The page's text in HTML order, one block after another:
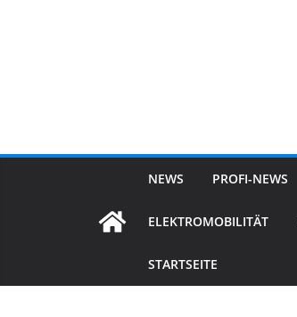
NEWS PROFI-NEWS
ELEKTROMOBILITÄT
STARTSEITE